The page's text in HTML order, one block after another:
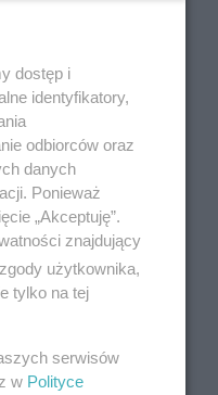
dostęp i
identyfikatory,
odbiorców oraz
danych
Ponieważ
„Akceptuję”.
znajdujący
użytkownika,
tylko na tej
serwisów
w Polityce